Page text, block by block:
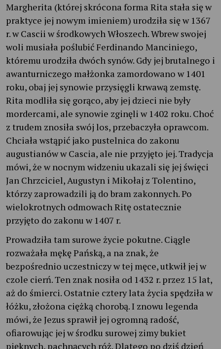
Margherita (której skrócona forma Rita stała się w
praktyce jej nowym imieniem) urodziła się w 1367
r. w Cascii w środkowych Włoszech. Wbrew swojej
woli musiała poślubić Ferdinando Manciniego,
któremu urodziła dwóch synów. Gdy jej brutalnego i
awanturniczego małżonka zamordowano w 1401
roku, obaj jej synowie przysięgli krwawą zemstę.
Rita modliła się gorąco, aby jej dzieci nie były
mordercami, ale synowie zginęli w 1402 roku. Choć
z trudem znosiła swój los, przebaczyła oprawcom.
Chciała wstąpić jako pustelnica do zakonu
augustianów w Cascia, ale nie przyjęto jej. Tradycja
mówi, że w nocnym widzeniu ukazali się jej święci
Jan Chrzciciel, Augustyn i Mikołaj z Tolentino,
którzy zaprowadzili ją do bram zakonnych. Po
wielokrotnych odmowach Ritę ostatecznie
przyjęto do zakonu w 1407 r.
Prowadziła tam surowe życie pokutne. Ciągle
rozważała mękę Pańską, a na znak, że
bezpośrednio uczestniczy w tej męce, utkwił jej w
czole cierń. Ten znak nosiła od 1432 r. przez 15 lat,
aż do śmierci. Ostatnie cztery lata życia spędziła w
łóżku, złożona ciężką chorobą. I znowu legenda
mówi, że Jezus sprawił jej ogromną radość,
ofiarowując jej w środku surowej zimy bukiet
pięknych, pachnących róż. Dlatego po dziś dzień